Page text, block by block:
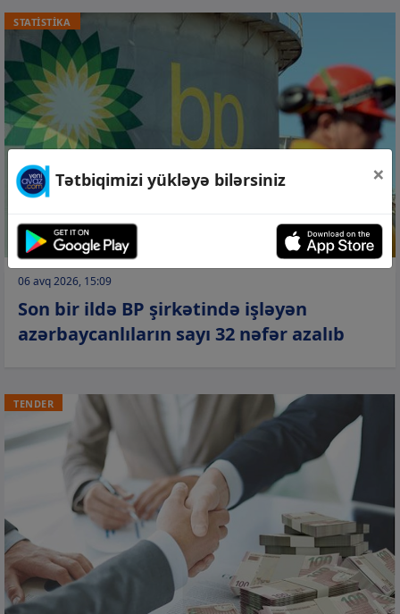
STATİSTİKA
06 avq 2026, 15:09
Son bir ildə BP şirkətində işləyən
azərbaycanlıların sayı 32 nəfər azalıb
TENDER
Tətbiqimizi yükləyə bilərsiniz ×